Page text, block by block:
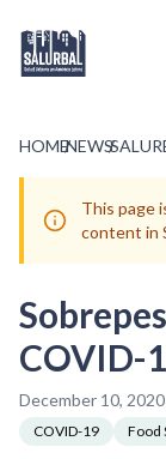
HOME/NEWS/
This page
content in
COVID-
December 10,
COVID-19 Food